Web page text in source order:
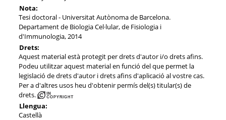
Nota:
Tesi doctoral - Universitat Autònoma de Barcelona.
Departament de Biologia Cel·lular, de Fisiologia i
d'Immunologia, 2014
Drets:
Aquest material està protegit per drets d'autor i/o drets afins.
Podeu utilitzar aquest material en funció del que permet la
legislació de drets d'autor i drets afins d'aplicació al vostre cas.
Per a d'altres usos heu d'obtenir permís del(s) titular(s) de
drets.
Llengua:
Castellà